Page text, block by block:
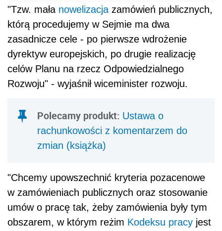
"Tzw. mała nowelizacja zamówień publicznych,
którą procedujemy w Sejmie ma dwa
zasadnicze cele - po pierwsze wdrożenie
dyrektyw europejskich, po drugie realizację
celów Planu na rzecz Odpowiedzialnego
Rozwoju" - wyjaśnił wiceminister rozwoju.
Polecamy produkt: Ustawa o
rachunkowości z komentarzem do
zmian (książka)
"Chcemy upowszechnić kryteria pozacenowe
w zamówieniach publicznych oraz stosowanie
umów o pracę tak, żeby zamówienia były tym
obszarem, w którym reżim Kodeksu pracy jest